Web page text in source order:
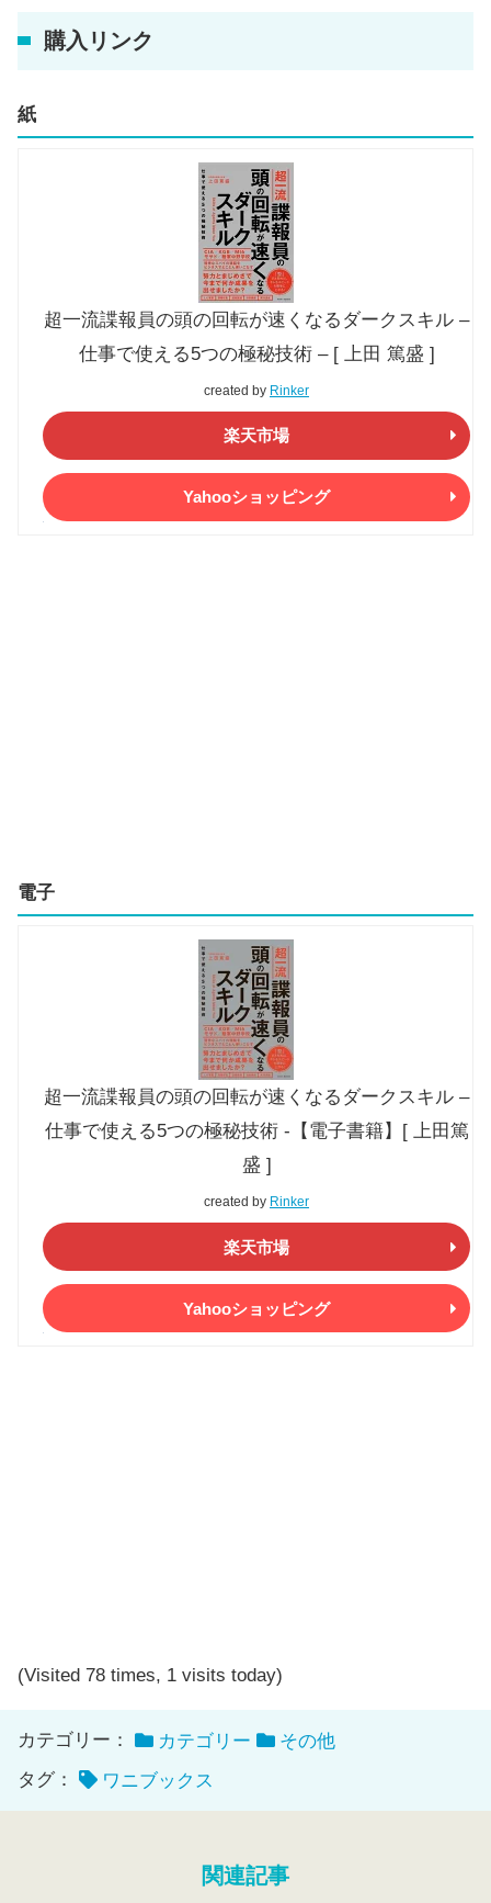
購入リンク
紙
超一流諜報員の頭の回転が速くなるダークスキル –
仕事で使える5つの極秘技術 – [ 上田 篤盛 ]
created by Rinker
楽天市場
Yahooショッピング
電子
超一流諜報員の頭の回転が速くなるダークスキル –
仕事で使える5つの極秘技術 -【電子書籍】[ 上田篤
盛 ]
created by Rinker
楽天市場
Yahooショッピング
(Visited 78 times, 1 visits today)
カテゴリー： カテゴリー
その他
タグ：
ワニブックス
関連記事